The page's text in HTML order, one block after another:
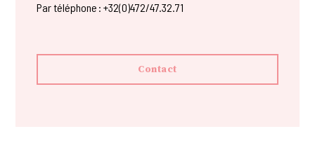
Par téléphone : +32(0)472/47.32.71
Contact